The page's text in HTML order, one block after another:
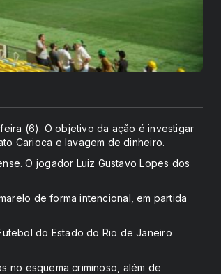
(6). O objetivo da ação é investigar
Carioca e lavagem de dinheiro.
O jogador Luiz Gustavo Lopes dos
de forma intencional, em partida
do Estado do Rio de Janeiro
no esquema criminoso, além de